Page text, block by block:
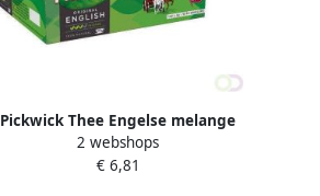
Pickwick Thee Engelse melange
100 zakjes van 2gr met envelop
2 webshops
€ 6,81